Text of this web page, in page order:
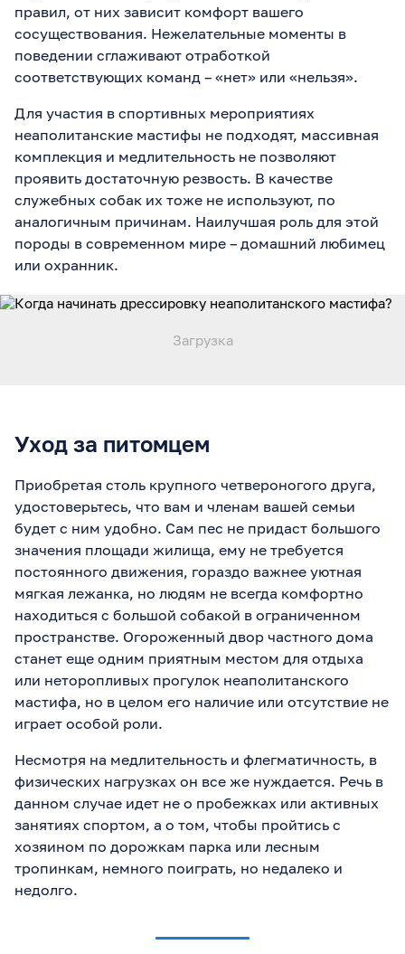
правил, от них зависит комфорт вашего
сосуществования. Нежелательные моменты в
поведении сглаживают отработкой
соответствующих команд – «нет» или «нельзя».
Для участия в спортивных мероприятиях
неаполитанские мастифы не подходят, массивная
комплекция и медлительность не позволяют
проявить достаточную резвость. В качестве
служебных собак их тоже не используют, по
аналогичным причинам. Наилучшая роль для этой
породы в современном мире – домашний любимец
или охранник.
Уход за питомцем
Приобретая столь крупного четвероногого друга,
удостоверьтесь, что вам и членам вашей семьи
будет с ним удобно. Сам пес не придаст большого
значения площади жилища, ему не требуется
постоянного движения, гораздо важнее уютная
мягкая лежанка, но людям не всегда комфортно
находиться с большой собакой в ограниченном
пространстве. Огороженный двор частного дома
станет еще одним приятным местом для отдыха
или неторопливых прогулок неаполитанского
мастифа, но в целом его наличие или отсутствие не
играет особой роли.
Несмотря на медлительность и флегматичность, в
физических нагрузках он все же нуждается. Речь в
данном случае идет не о пробежках или активных
занятиях спортом, а о том, чтобы пройтись с
хозяином по дорожкам парка или лесным
тропинкам, немного поиграть, но недалеко и
недолго.